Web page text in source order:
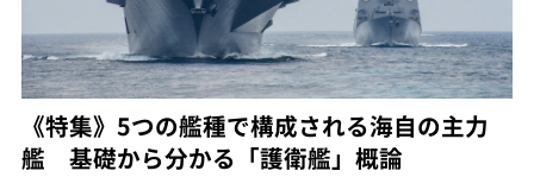
《特集》5つの艦種で構成される海自の主力
艦 基礎から分かる「護衛艦」概論